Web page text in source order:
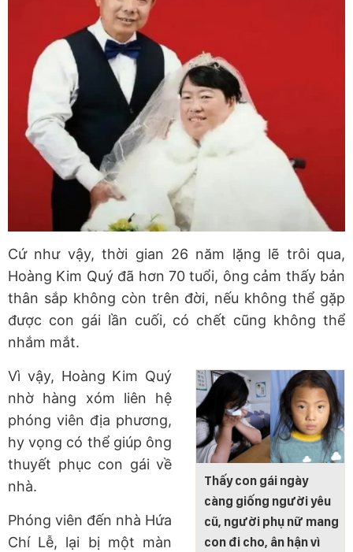
Cứ như vậy, thời gian 26 năm lặng lẽ trôi qua,
Hoàng Kim Quý đã hơn 70 tuổi, ông cảm thấy bản
thân sắp không còn trên đời, nếu không thể gặp
được con gái lần cuối, có chết cũng không thể
nhắm mắt.
Thấy con gái ngày
càng giống người yêu
cũ, người phụ nữ mang
con đi cho, ân hận vì
Vì vậy, Hoàng Kim Quý
nhờ hàng xóm liên hệ
phóng viên địa phương,
hy vọng có thể giúp ông
thuyết phục con gái về
nhà.
Phóng viên đến nhà Hứa
Chí Lễ, lại bị một màn